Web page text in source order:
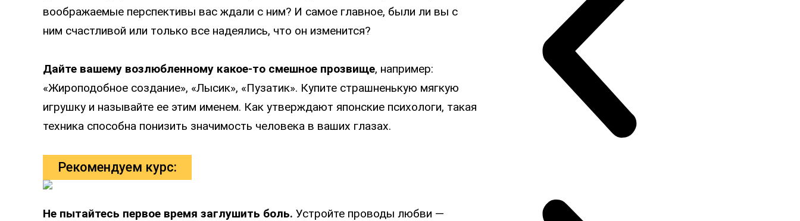
воображаемые перспективы вас ждали с ним? И самое главное, были ли вы с
ним счастливой или только все надеялись, что он изменится?
Дайте вашему возлюбленному какое-то смешное прозвище, например:
«Жироподобное создание», «Лысик», «Пузатик». Купите страшненькую мягкую
игрушку и называйте ее этим именем. Как утверждают японские психологи, такая
техника способна понизить значимость человека в ваших глазах.
Рекомендуем курс:
Не пытайтесь первое время заглушить боль. Устройте проводы любви —